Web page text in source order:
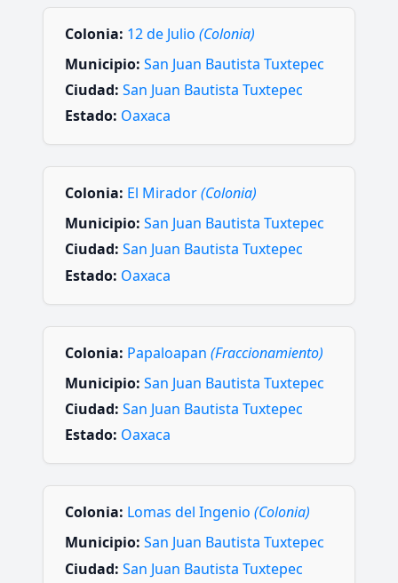
Colonia: 12 de Julio (Colonia)
Municipio: San Juan Bautista Tuxtepec
Ciudad: San Juan Bautista Tuxtepec
Estado: Oaxaca
Colonia: El Mirador(Colonia)
Municipio: San Juan Bautista Tuxtepec
Ciudad: San Juan Bautista Tuxtepec
Estado: Oaxaca
Colonia: Papaloapan (Fraccionamiento)
Municipio: San Juan Bautista Tuxtepec
Ciudad: San Juan Bautista Tuxtepec
Estado: Oaxaca
Colonia: Lomas del Ingenio (Colonia)
Municipio: San Juan Bautista Tuxtepec
Ciudad: San Juan Bautista Tuxtepec